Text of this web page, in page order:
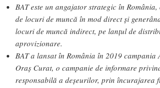
BAT este un angajator strategic în
de locuri de muncă în mod direct și
locuri de muncă indirect, pe lanț­ul de
aprovizionare.
BAT a lansat în România în 2019 campania
Oraș Curat, o campanie de informare
responsabilă a deșeurilor, prin încurajarea